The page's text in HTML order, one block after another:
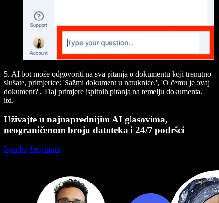
5. AI bot može odgovoriti na sva pitanja o dokumentu koji trenutno
slušate, primjerice: 'Sažmi dokument u natuknice.', 'O čemu je ovaj
dokument?', 'Daj primjere ispitnih pitanja na temelju dokumenta.'
itd.
Uživajte u najnaprednijim AI glasovima,
neograničenom broju datoteka i 24/7 podršci
Isprobaj besplatno